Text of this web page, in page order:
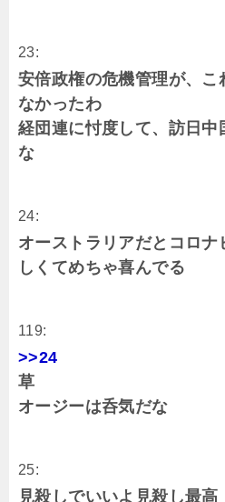
23:
安倍政権の危機管理が、こ
なかったわ
経団連に忖度して、訪日中
な
24:
オーストラリアだとコロナ
しくてめちゃ喜んでる
119:
>>24
草
オージーは呑気だな
25:
見殺しでいいよ見殺し最高